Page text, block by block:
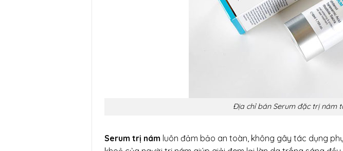
Địa chỉ bán Serum đặc trị nám
Serum trị nám luôn đảm bảo an toàn, không gây tác dụng